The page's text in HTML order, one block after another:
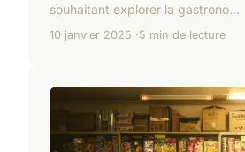
souhaitant explorer la gastrono...
10 janvier 2025 5 min de lecture